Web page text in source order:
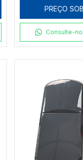
PREÇO
Consulte-